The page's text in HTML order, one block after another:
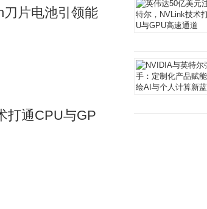
刀片电池引领能
打通CPU与GP